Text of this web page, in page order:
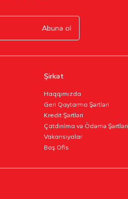
Abunə ol
Şirkət
Haqqımızda
Geri Qaytarma Şərtləri
Kredit Şərtləri
Çatdırılma və Ödəmə Şərtləri
Vakansiyalar
Baş Ofis